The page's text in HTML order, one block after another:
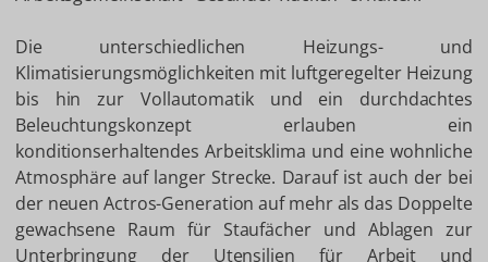
Die unterschiedlichen Heizungs- und
Klimatisierungsmöglichkeiten mit luftgeregelter Heizung
bis hin zur Vollautomatik und ein durchdachtes
Beleuchtungskonzept erlauben ein
konditionserhaltendes Arbeitsklima und eine wohnliche
Atmosphäre auf langer Strecke. Darauf ist auch der bei
der neuen Actros-Generation auf mehr als das Doppelte
gewachsene Raum für Staufächer und Ablagen zur
Unterbringung der Utensilien für Arbeit und